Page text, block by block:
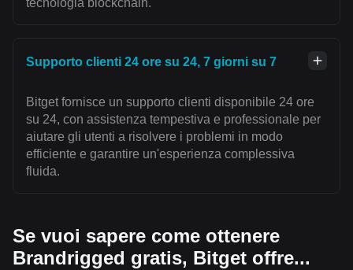
tecnologia blockchain.
Supporto clienti 24 ore su 24, 7 giorni su 7
Bitget fornisce un supporto clienti disponibile 24 ore
su 24, con assistenza tempestiva e professionale per
aiutare gli utenti a risolvere i problemi in modo
efficiente e garantire un'esperienza complessiva
fluida.
Se vuoi sapere come ottenere
Brandrigged gratis, Bitget offre...